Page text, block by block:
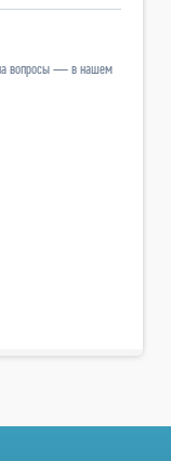
на вопросы — в нашем